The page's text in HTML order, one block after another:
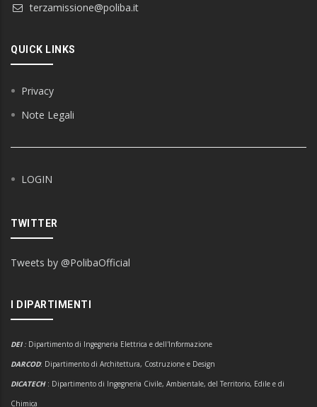
terzamissione@poliba.it
QUICK LINKS
Privacy
Note Legali
LOGIN
TWITTER
Tweets by @PolibaOfficial
I DIPARTIMENTI
DEI : Dipartimento di Ingegneria Elettrica e dell'Informazione
DARCOD: Dipartimento di Architettura, Costruzione e Design
DICATECH : Dipartimento di Ingegneria Civile, Ambientale, del Territorio, Edile e di
Chimica